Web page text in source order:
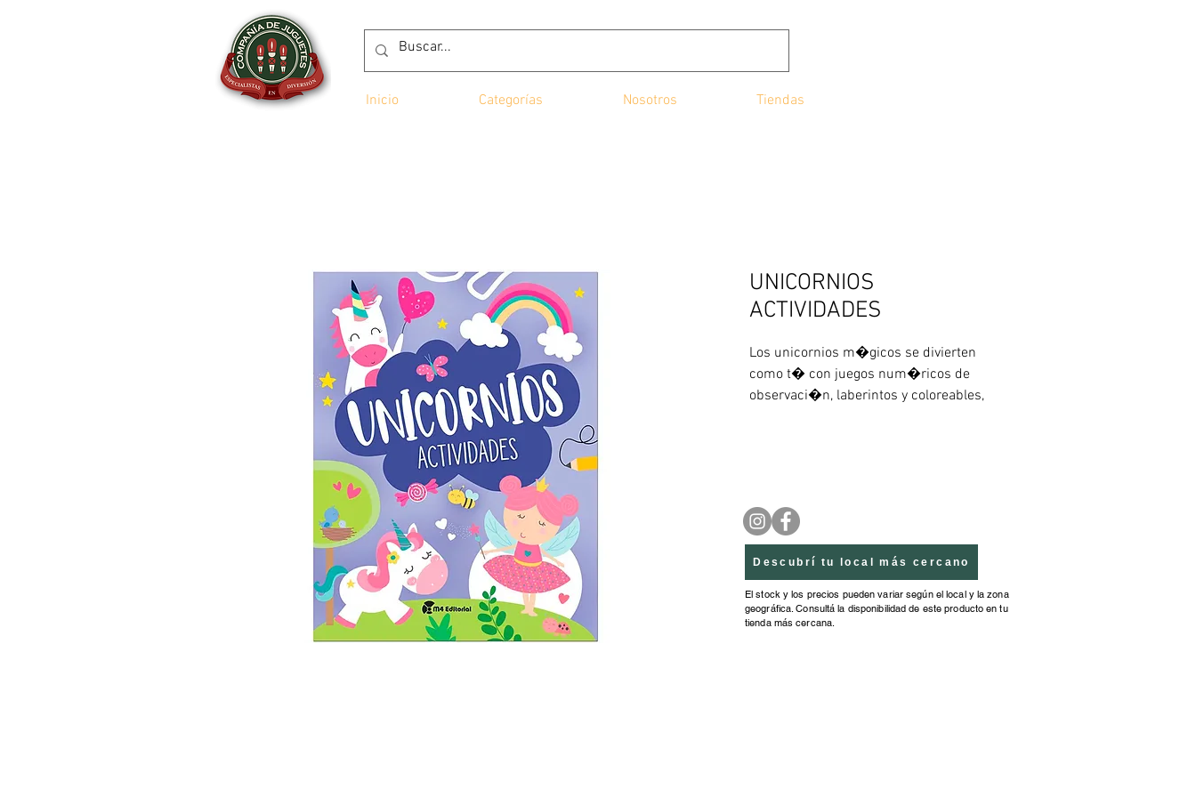
Inicio Categorías Nosotros Tiendas
UNICORNIOS
ACTIVIDADES
Los unicornios m�gicos se divierten
como t� con juegos num�ricos de
observaci�n, laberintos y coloreables,
fant�sticos, haz como ellos. �No las
mires hasta el final!
Descubrí tu local más cercano
El stock y los precios pueden variar según el local y la zona
geográfica. Consultá la disponibilidad de este producto en tu
tienda más cercana.